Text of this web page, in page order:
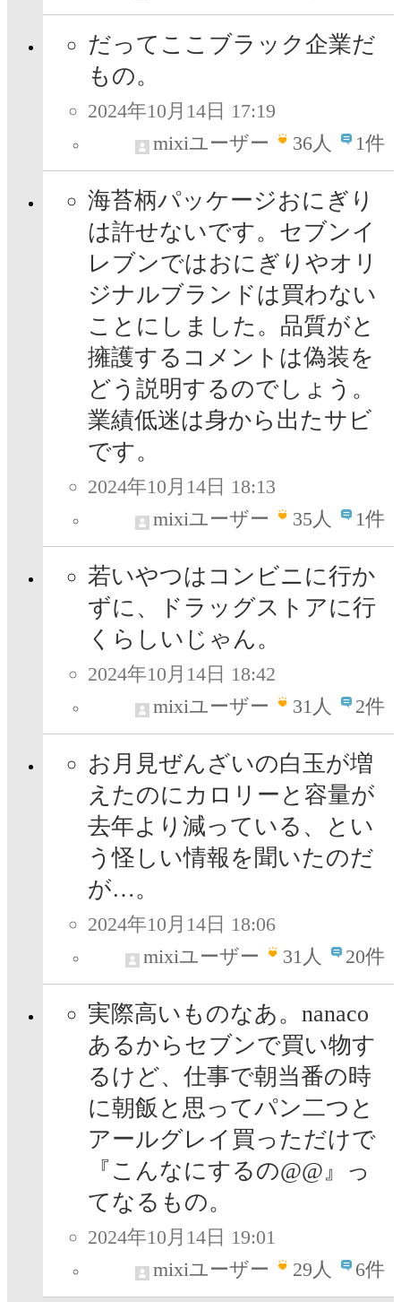
だってここブラック企業だ
もの。
2024年10月14日 17:19
mixiユーザー
36人 1件
海苔柄パッケージおにぎり
は許せないです。セブンイ
レブンではおにぎりやオリ
ジナルブランドは買わない
ことにしました。品質がと
擁護するコメントは偽装を
どう説明するのでしょう。
業績低迷は身から出たサビ
です。
2024年10月14日 18:13
mixiユーザー
35人 1件
若いやつはコンビニに行か
ずに、ドラッグストアに行
くらしいじゃん。
2024年10月14日 18:42
mixiユーザー
31人 2件
お月見ぜんざいの白玉が増
えたのにカロリーと容量が
去年より減っている、とい
う怪しい情報を聞いたのだ
が…。
2024年10月14日 18:06
mixiユーザー
31人 20件
実際高いものなあ。nanaco
あるからセブンで買い物す
るけど、仕事で朝当番の時
に朝飯と思ってパン二つと
アールグレイ買っただけで
『こんなにするの@@』っ
てなるもの。
2024年10月14日 19:01
mixiユーザー
29人 6件